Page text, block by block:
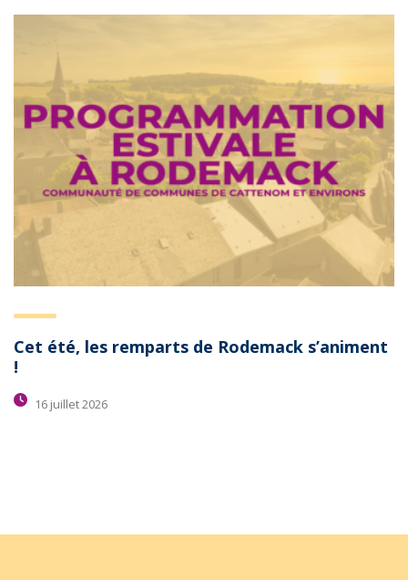
Cet été, les remparts de Rodemack s’animent
!
16 juillet 2026